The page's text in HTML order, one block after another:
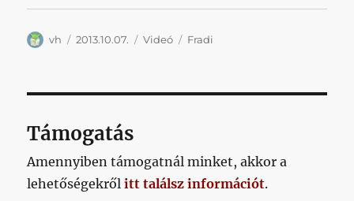
Szerző
vh Közzétéve
2013.10.07. Kategória
Videó Címke
Fradi
Támogatás
Amennyiben támogatnál minket, akkor a
lehetőségekrőlitt találsz információt.